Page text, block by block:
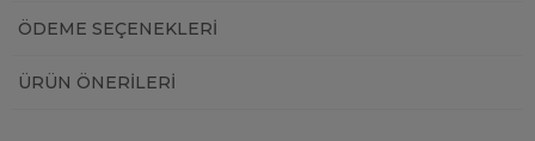
ÖDEME SEÇENEKLERI
ÜRÜN ÖNERILERI